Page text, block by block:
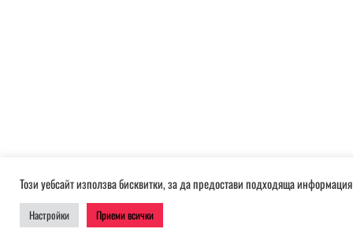
Този уебсайт използва бисквитки, за да предостави подходяща
Настройки Приеми всички